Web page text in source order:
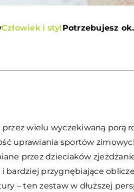
Człowiek i stylPotrzebujesz
wielu wyczekiwaną porą
uprawiania sportów
przez dzieciaków
bardziej przygnębiające
– ten zestaw w dłuższej